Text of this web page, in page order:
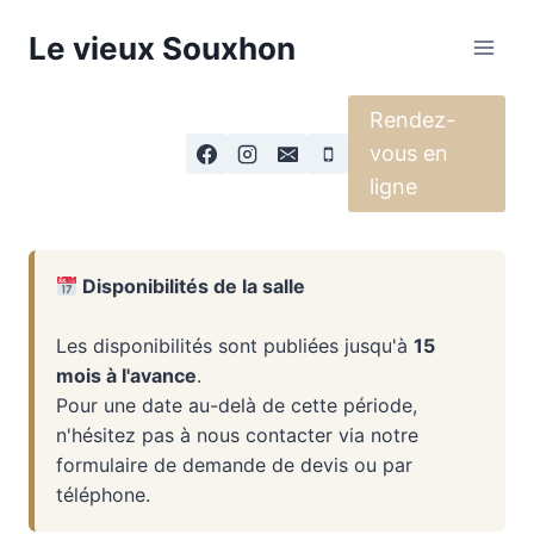
Le vieux Souxhon
Rendez-
vous en
ligne
Disponibilités de la salle
Les disponibilités sont publiées jusqu'à 15
mois à l'avance.
Pour une date au-delà de cette période,
n'hésitez pas à nous contacter via notre
formulaire de demande de devis ou par
téléphone.